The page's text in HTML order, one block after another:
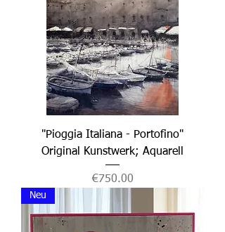
"Pioggia Italiana - Portofino"
Original Kunstwerk; Aquarell
Price
€750.00
Neu